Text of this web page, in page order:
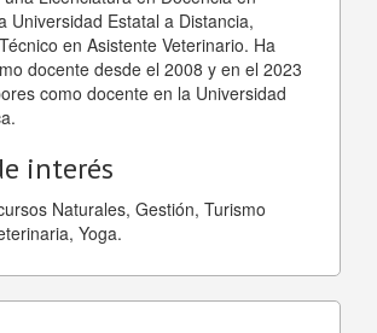
Universidad Estatal a Distancia,
en Asistente Veterinario. Ha
docente desde el 2008 y en el 2023
como docente en la Universidad
interés
Naturales, Gestión, Turismo
Yoga.